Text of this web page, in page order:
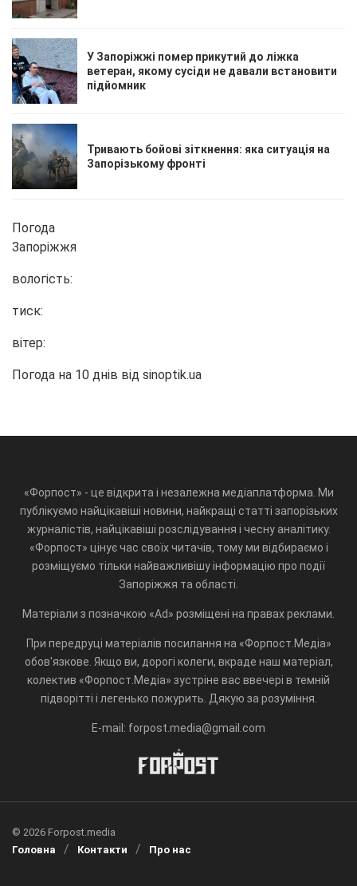
У Запоріжжі помер прикутий до ліжка
ветеран, якому сусіди не давали встановити
підйомник
Тривають бойові зіткнення: яка ситуація на
Запорізькому фронті
Погода
Запоріжжя
вологість:
тиск:
вітер:
Погода на 10 днів від sinoptik.ua
«Форпост» - це відкрита і незалежна медіаплатформа. Ми
публікуємо найцікавіші новини, найкращі статті запорізьких
журналістів, найцікавіші розслідування і чесну аналітику.
«Форпост» цінує час своїх читачів, тому ми відбираємо і
розміщуємо тільки найважливішу інформацію про події
Запоріжжя та області.
Матеріали з позначкою «Ad» розміщені на правах реклами.
При передруці матеріалів посилання на «Форпост.Медіа»
обов'язкове. Якщо ви, дорогі колеги, вкраде наш матеріал,
колектив «Форпост.Медіа» зустріне вас ввечері в темній
підворітті і легенько пожурить. Дякую за розуміння.
E-mail: forpost.media@gmail.com
© 2026 Forpost.media
Головна
Контакти Про нас